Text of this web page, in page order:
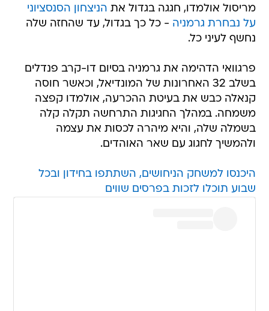
מריסול אולמדו, חגגה בגדול את הניצחון הסנסציוני
על נבחרת גרמניה - כל כך בגדול, עד שהחזה שלה
נחשף לעיני כל.
פרגוואי הדהימה את גרמניה בסיום דו-קרב פנדלים
בשלב 32 האחרונות של המונדיאל, וכאשר חוסה
קנאלה כבש את בעיטת ההכרעה, אולמדו קפצה
משמחה. במהלך החגיגות התרחשה תקלה קלה
בשמלה שלה, והיא מיהרה לכסות את עצמה
ולהמשיך לחגוג עם שאר האוהדים.
היכנסו למשחק הניחושים, השתתפו בחידון ובכל
שבוע תוכלו לזכות בפרסים שווים